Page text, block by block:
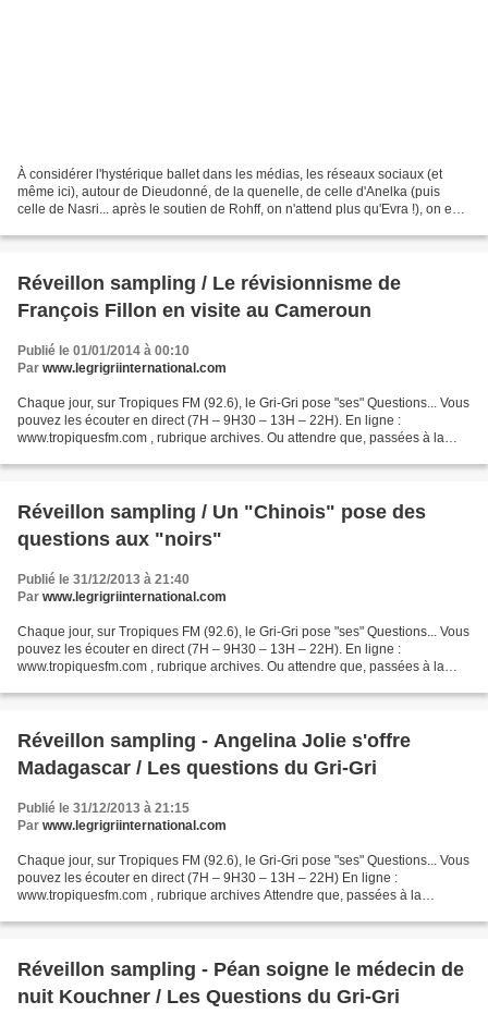
À considérer l'hystérique ballet dans les médias, les réseaux sociaux (et
même ici), autour de Dieudonné, de la quenelle, de celle d'Anelka (puis
celle de Nasri... après le soutien de Rohff, on n'attend plus qu'Evra !), on en
Réveillon sampling / Le révisionnisme de
François Fillon en visite au Cameroun
Publié le 01/01/2014 à 00:10
Par www.legrigriinternational.com
Chaque jour, sur Tropiques FM (92.6), le Gri-Gri pose "ses" Questions... Vous
pouvez les écouter en direct (7H – 9H30 – 13H – 22H). En ligne :
www.tropiquesfm.com , rubrique archives. Ou attendre que, passées à la
Réveillon sampling / Un "Chinois" pose des
questions aux "noirs"
Publié le 31/12/2013 à 21:40
Par www.legrigriinternational.com
Chaque jour, sur Tropiques FM (92.6), le Gri-Gri pose "ses" Questions... Vous
pouvez les écouter en direct (7H – 9H30 – 13H – 22H). En ligne :
www.tropiquesfm.com , rubrique archives. Ou attendre que, passées à la
Réveillon sampling - Angelina Jolie s'offre
Madagascar / Les questions du Gri-Gri
Publié le 31/12/2013 à 21:15
Par www.legrigriinternational.com
Chaque jour, sur Tropiques FM (92.6), le Gri-Gri pose "ses" Questions... Vous
pouvez les écouter en direct (7H – 9H30 – 13H – 22H) En ligne :
www.tropiquesfm.com , rubrique archives Attendre que, passées à la
Réveillon sampling - Péan soigne le médecin de
nuit Kouchner / Les Questions du Gri-Gri